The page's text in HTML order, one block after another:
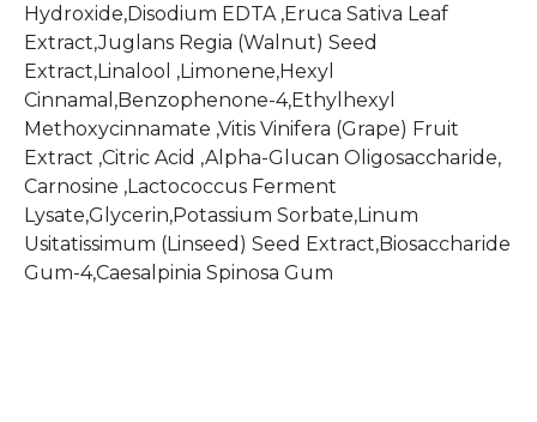
Hydroxide,Disodium EDTA ,Eruca Sativa Leaf
Extract,Juglans Regia (Walnut) Seed
Extract,Linalool ,Limonene,Hexyl
Cinnamal,Benzophenone-4,Ethylhexyl
Methoxycinnamate ,Vitis Vinifera (Grape) Fruit
Extract ,Citric Acid ,Alpha-Glucan Oligosaccharide,
Carnosine ,Lactococcus Ferment
Lysate,Glycerin,Potassium Sorbate,Linum
Usitatissimum (Linseed) Seed Extract,Biosaccharide
Gum-4,Caesalpinia Spinosa Gum